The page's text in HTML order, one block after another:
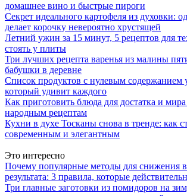
домашнее вино и быстрые пироги
Секрет идеального картофеля из духовки:
делает корочку невероятно хрустящей
Летний ужин за 15 минут, 5 рецептов для
стоять у плиты
Три лучших рецепта варенья из малины
бабушки в деревне
Список продуктов с нулевым содержанием
который удивит каждого
Как приготовить блюда для достатка и
народным рецептам
Кухни в духе Тосканы снова в тренде: как
современным и элегантным
Это интересно
Почему популярные методы для снижения
результата: 3 правила, которые
Три главные заготовки из помидоров на